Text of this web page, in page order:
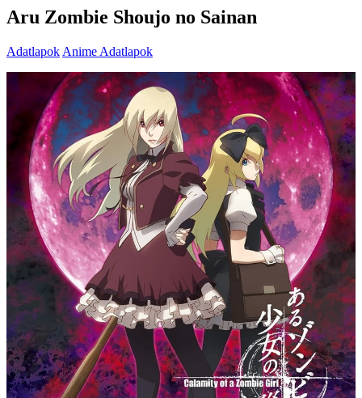
Aru Zombie Shoujo no Sainan
Adatlapok Anime Adatlapok